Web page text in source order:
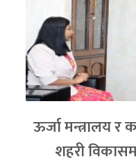
ऊर्जा मन्त्रालय र
शहरी